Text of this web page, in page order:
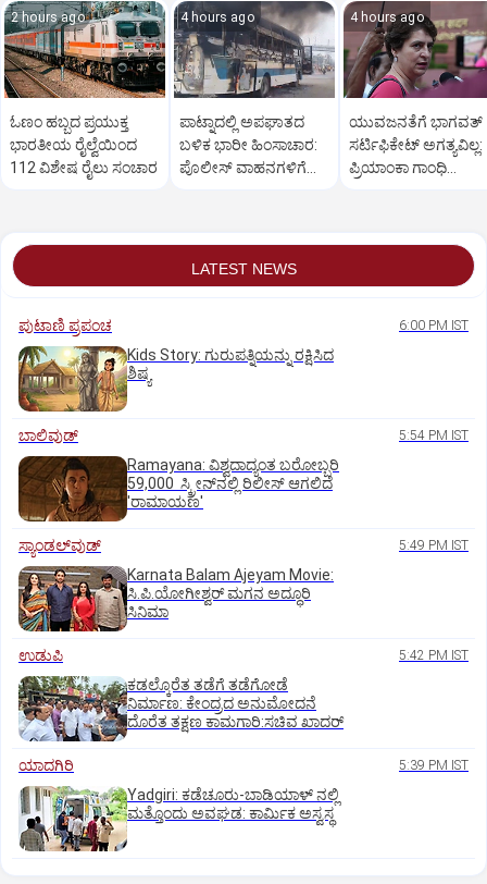
2 hours ago
ಓಣಂ ಹಬ್ಬದ ಪ್ರಯುಕ್ತ
ಭಾರತೀಯ ರೈಲ್ವೆಯಿಂದ
112 ವಿಶೇಷ ರೈಲು ಸಂಚಾರ
4 hours ago
ಪಾಟ್ನಾದಲ್ಲಿ ಅಪಘಾತದ
ಬಳಿಕ ಭಾರೀ ಹಿಂಸಾಚಾರ:
ಪೊಲೀಸ್‌ ವಾಹನಗಳಿಗೆ
4 hours ago
ಯುವಜನತೆಗೆ ಭಾಗವತ್
ಸರ್ಟಿಫಿಕೇಟ್ ಅಗತ್ಯವಿಲ್ಲ:
ಪ್ರಿಯಾಂಕಾ ಗಾಂಧಿ
LATEST NEWS
ಪುಟಾಣಿ ಪ್ರಪಂಚ 6:00 PM IST
Kids Story: ಗುರುಪತ್ನಿಯನ್ನು ರಕ್ಷಿಸಿದ
ಶಿಷ್ಯ
ಬಾಲಿವುಡ್‌ 5:54 PM IST
Ramayana: ವಿಶ್ವದಾದ್ಯಂತ ಬರೋಬ್ಬರಿ
59,000 ಸ್ಕ್ರೀನ್‌ನಲ್ಲಿ ರಿಲೀಸ್‌ ಆಗಲಿದೆ
'ರಾಮಾಯಣ'
ಸ್ಯಾಂಡಲ್‌ವುಡ್‌ 5:49 PM IST
Karnata Balam Ajeyam Movie:
ಸಿ.ಪಿ.ಯೋಗೀಶ್ವರ್‌ ಮಗನ ಅದ್ಧೂರಿ
ಸಿನಿಮಾ
ಉಡುಪಿ 5:42 PM IST
ಕಡಲ್ಕೊರೆತ ತಡೆಗೆ ತಡೆಗೋಡೆ
ನಿರ್ಮಾಣ: ಕೇಂದ್ರದ ಅನುಮೋದನೆ
ದೊರೆತ ತಕ್ಷಣ ಕಾಮಗಾರಿ:ಸಚಿವ ಖಾದರ್
ಯಾದಗಿರಿ 5:39 PM IST
Yadgiri: ಕಡೆಚೂರು-ಬಾಡಿಯಾಳ್ ನಲ್ಲಿ
ಮತ್ತೊಂದು ಅವಘಡ: ಕಾರ್ಮಿಕ ಅಸ್ವಸ್ಥ